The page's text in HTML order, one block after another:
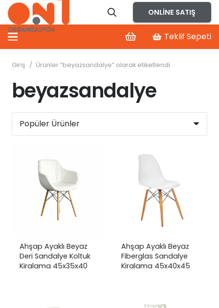
ONLINE SATIŞ
Teklif Sepeti
Giriş / Ürünler “beyazsandalye” olarak etiketlendi
beyazsandalye
Ahşap Ayaklı Beyaz
Deri Sandalye Koltuk
Kiralama 45x35x40
Ahşap Ayaklı Beyaz
Fiberglas Sandalye
Kiralama 45x40x45